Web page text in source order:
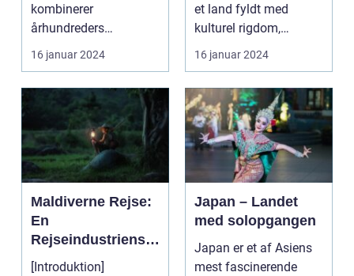
kombinerer
århundreders
traditioner med
moderne innovatio...
16 januar 2024
et land fyldt med
kulturel rigdom,
naturskønne land...
16 januar 2024
Maldiverne Rejse:
En
Rejseindustriens
Perle
[Introduktion]
Japan – Landet
med solopgangen
Japan er et af Asiens
mest fascinerende